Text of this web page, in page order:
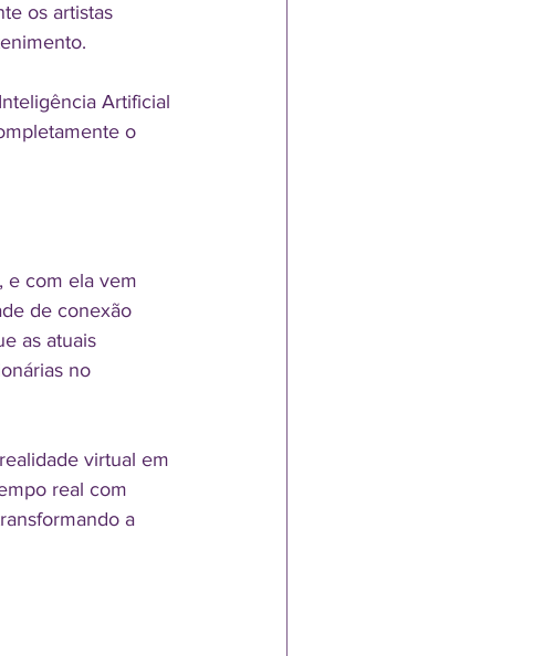
os artistas
Artificial
o
e com ela vem
de conexão
as atuais
no
virtual em
real com
a